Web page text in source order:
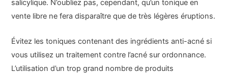
salicylique. N’oubliez pas, cependant, qu’un tonique en
vente libre ne fera disparaître que de très légères éruptions.
Évitez les toniques contenant des ingrédients anti-acné si
vous utilisez un traitement contre l’acné sur ordonnance.
L’utilisation d’un trop grand nombre de produits